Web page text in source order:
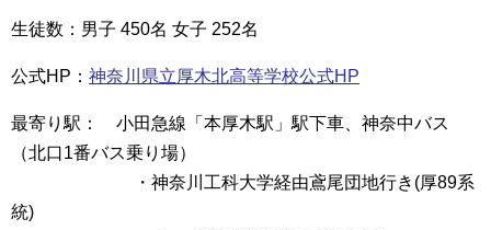
生徒数：男子 450名 女子 252名
公式HP： 神奈川県立厚木北高等学校公式HP
最寄り駅： 小田急線「本厚木駅」駅下車、神奈中バス
（北口1番バス乗り場）
・神奈川工科大学経由鳶尾団地行き(厚89系
統)